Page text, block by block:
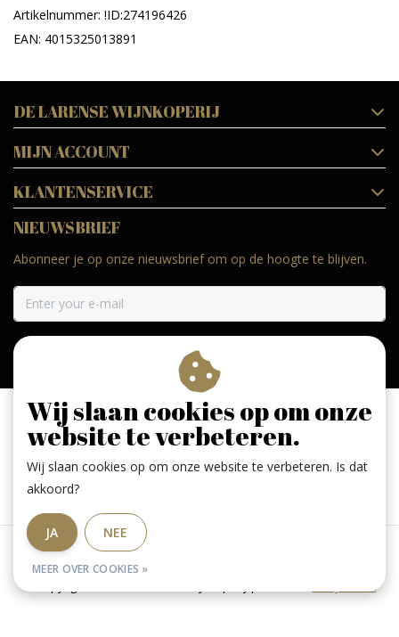
Artikelnummer: !ID:274196426
EAN: 4015325013891
DE LARENSE WIJNKOPERIJ
MIJN ACCOUNT
KLANTENSERVICE
NIEUWSBRIEF
Abonneer je op onze nieuwsbrief om op de hoogte te blijven.
Geniet, maar drink met mate. Geen 18 geen alcohol
Algemene voorwaarden
© Copyright 2026 - De Larense wijnkoperij | Realisatie InStijl Media
Wij slaan cookies op om onze
website te verbeteren.
Wij slaan cookies op om onze website te verbeteren. Is dat
akkoord?
JA NEE
MEER OVER COOKIES »